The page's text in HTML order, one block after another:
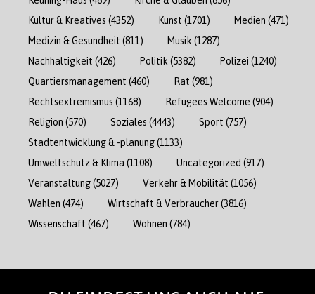
Kultur & Kreatives (4352) Kunst (1701) Medien (471)
Medizin & Gesundheit (811) Musik (1287)
Nachhaltigkeit (426) Politik (5382) Polizei (1240)
Quartiersmanagement (460) Rat (981)
Rechtsextremismus (1168) Refugees Welcome (904)
Religion (570) Soziales (4443) Sport (757)
Stadtentwicklung & -planung(1133)
Umweltschutz & Klima (1108) Uncategorized (917)
Veranstaltung(5027) Verkehr & Mobilität (1056)
Wahlen (474) Wirtschaft & Verbraucher(3816)
Wissenschaft (467) Wohnen (784)